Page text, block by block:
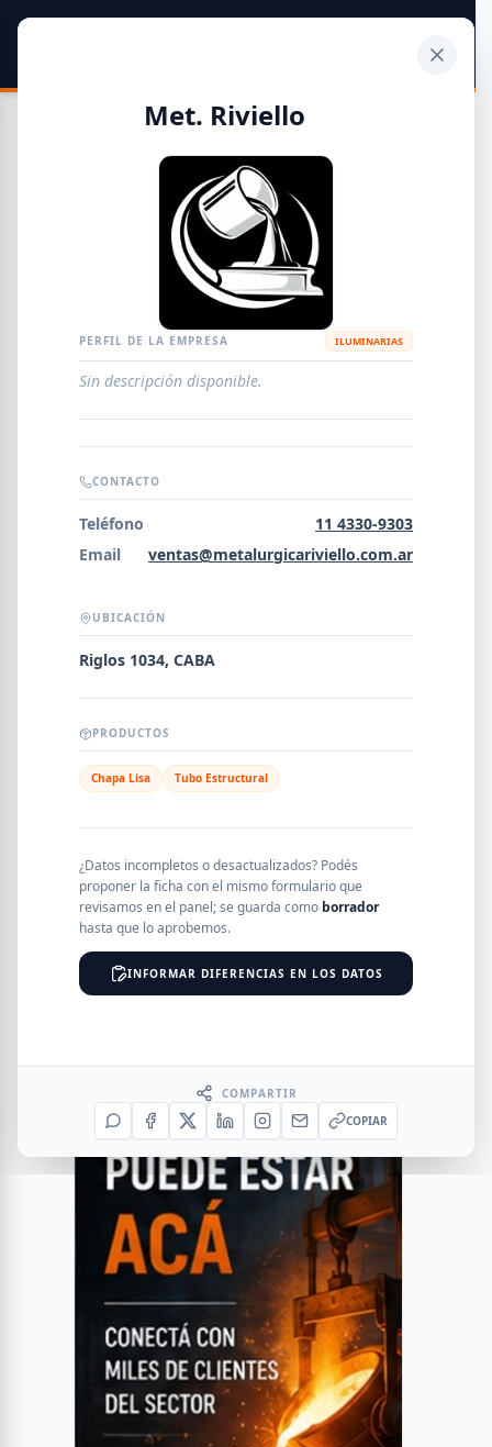
Guía de Empresas Metalúrgicas y Siderúrgicas
METALÚRGICAS
EMPRESAS AGREGAR EMPRESA
Error al cargar empresas.
NOMBRE
SEGMENTO
PROVINCIA
Met. Riviello
PERFIL DE LA EMPRESA ILUMINARIAS
Sin descripción disponible.
CONTACTO
Teléfono
11 4330-9303
Email
ventas@metalurgicariviello.com.ar
UBICACIÓN
Riglos 1034, CABA
PRODUCTOS
Chapa Lisa Tubo Estructural
¿Datos incompletos o desactualizados? Podés
proponer la ficha con el mismo formulario que
revisamos en el panel; se guarda como borrador
hasta que lo aprobemos.
INFORMAR DIFERENCIAS EN LOS DATOS
COMPARTIR
COPIAR